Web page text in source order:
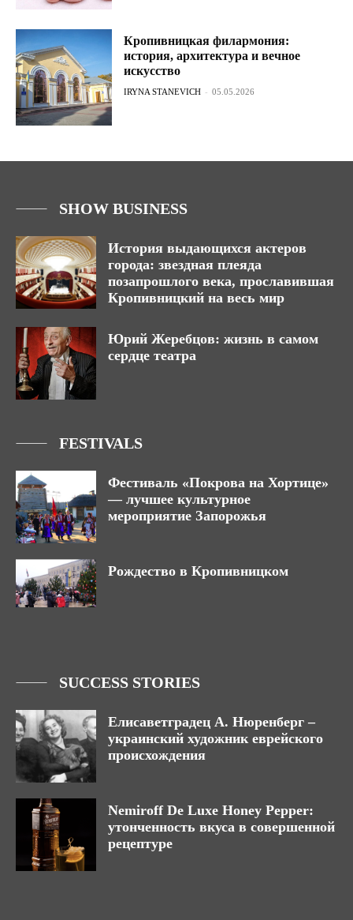
Кропивницкая филармония:
история, архитектура и вечное
искусство
IRYNA STANEVICH - 05.05.2026
SHOW BUSINESS
История выдающихся актеров
города: звездная плеяда
позапрошлого века, прославившая
Кропивницкий на весь мир
Юрий Жеребцов: жизнь в самом
сердце театра
FESTIVALS
Фестиваль «Покрова на Хортице»
— лучшее культурное
мероприятие Запорожья
Рождество в Кропивницком
SUCCESS STORIES
Елисаветградец А. Нюренберг –
украинский художник еврейского
происхождения
Nemiroff De Luxe Honey Pepper:
утонченность вкуса в совершенной
рецептуре